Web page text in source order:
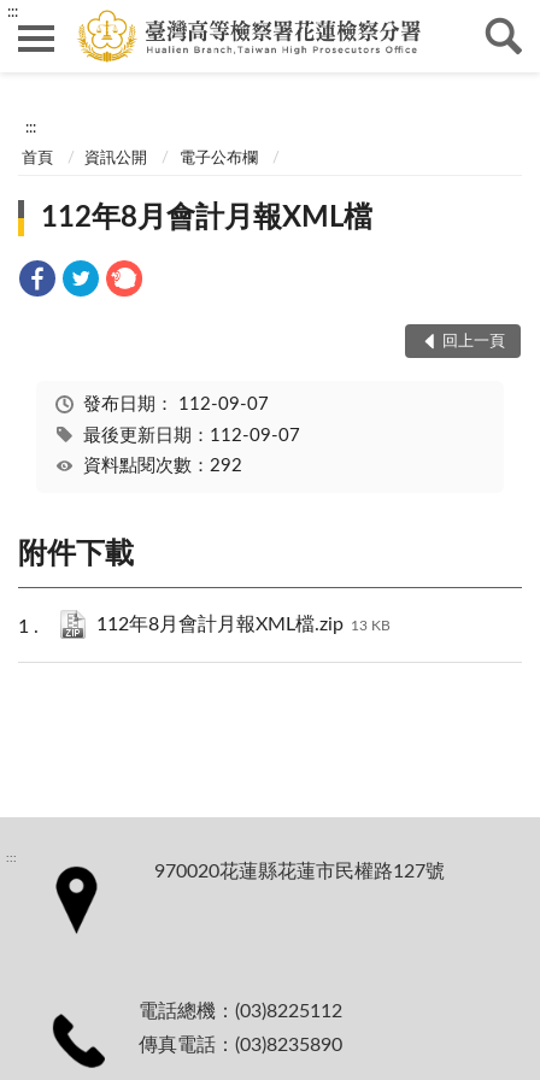
:::
:::
首頁 資訊公開 電子公布欄
112年8月會計月報XML檔
回上一頁
發布日期： 112-09-07
最後更新日期：112-09-07
資料點閱次數：292
附件下載
112年8月會計月報XML檔.zip 13 KB
:::
970020花蓮縣花蓮市民權路127號
電話總機：(03)8225112
傳真電話：(03)8235890